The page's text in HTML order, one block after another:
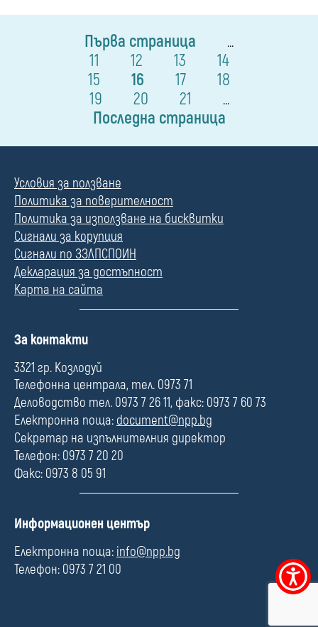
Меню
за
Първа страница ...
11 12 13
14
15
16 17
18
19
20 21 ...
Последна страница
Условия за ползване
Политика за поверителност
Политика за използване на бисквитки
Сигнали за корупция
Сигнали по ЗЗЛПСПОИН
Декларация за достъпност
Карта на сайта
П
л
е
За контакти
3321 гр. Козлодуй
Телефонна централа, тел. 0973 71
Деловодство тел. 0973 7 26 11, факс: 0973 7 60 73
Електронна поща: document@npp.bg
Секретар на изпълнителния директор
Телефон: 0973 7 20 20
Факс: 0973 8 05 91
П
л
е
Информационен център
Електронна поща: info@npp.bg
Телефон: 0973 7 21 00